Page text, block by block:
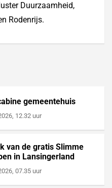
Duurzaamheid,
Rodenrijs.
gemeentehuis
12.32 uur
van de gratis Slimme
in Lansingerland
07.35 uur